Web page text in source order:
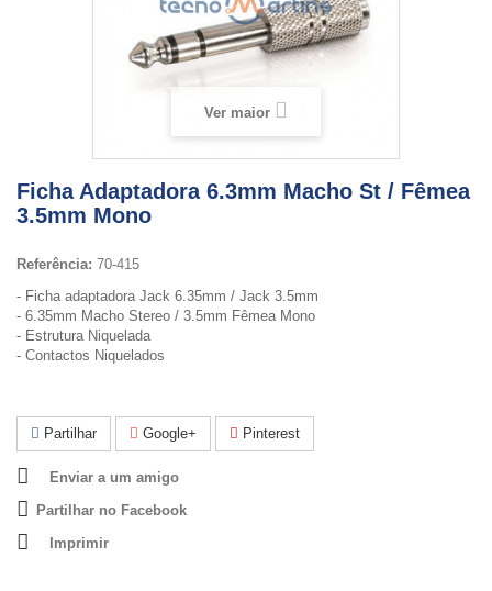
Ver maior
Ficha Adaptadora 6.3mm Macho St / Fêmea
3.5mm Mono
Referência: 70-415
- Ficha adaptadora Jack 6.35mm / Jack 3.5mm
- 6.35mm Macho Stereo / 3.5mm Fêmea Mono
- Estrutura Niquelada
- Contactos Niquelados
Partilhar Google+ Pinterest
Enviar a um amigo
Partilhar no Facebook
Imprimir